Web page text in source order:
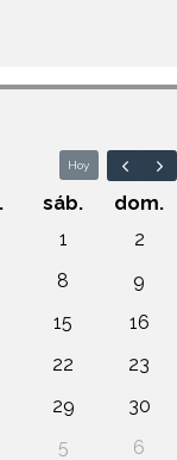
Hoy
sáb.
dom.
1
2
8
9
15
16
22
23
29
30
5 6